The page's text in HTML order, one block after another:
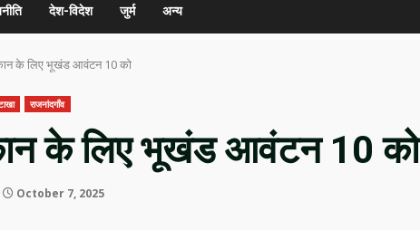
देश-विदेश जुर्म अन्य
के लिए भूखंड आवंटन 10 को
राजनांदगाँव
के लिए भूखंड आवंटन 10 को
October 7, 2025